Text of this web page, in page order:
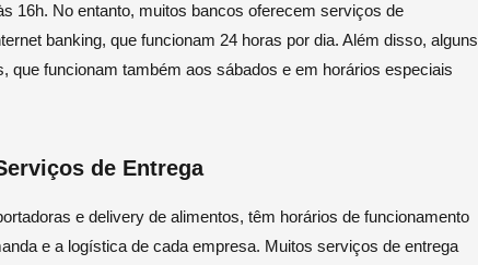
16h. No entanto, muitos bancos oferecem serviços de
banking, que funcionam 24 horas por dia. Além disso, alguns
que funcionam também aos sábados e em horários especiais
de Entrega
e delivery de alimentos, têm horários de funcionamento
e a logística de cada empresa. Muitos serviços de entrega